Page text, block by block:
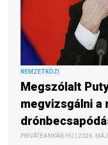
NEMZETKÖZI
Megszólalt
megvizsgálni a
PRIVÁTBANKÁR.HU | 2026.